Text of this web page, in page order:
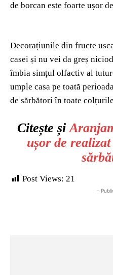
de borcan este foarte ușor
Decorațiunile din fructe
casei și nu vei da greș
îmbia simțul olfactiv al
umple casa pe toată
de sărbători în toate
Citește și
ușor de
Post Views: 21
-